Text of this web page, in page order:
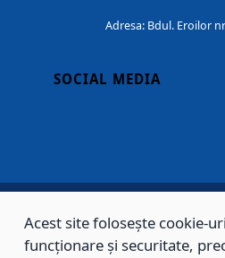
Adresa: Bdul. Eroilor
SOCIAL MEDIA
Copyright © 2002 - 2026 - PRIMĂRIA
Acest site folosește cookie-
funcționare și securitate,